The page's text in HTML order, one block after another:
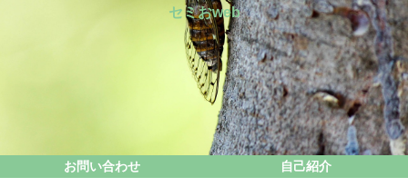
セミおweb
お問い合わせ 自己紹介